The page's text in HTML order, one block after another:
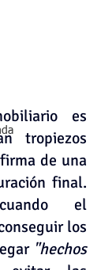
es
tropiezos
de una
final.
el
los
"hechos